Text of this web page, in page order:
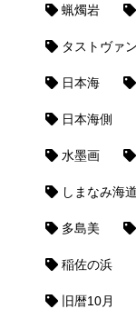
蝋燭岩
タストヴァン
日本海
日本海側
水墨画
しまなみ海道
多島美
稲佐の浜
旧暦10月